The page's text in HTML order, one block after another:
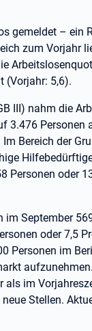
gemeldet – ein
zum Vorjahr
(Vorjahr: 5,6).
III) nahm die
3.476 Personen
Bereich der
Personen oder
September
oder 7,5
Personen im
als im
Stellen.